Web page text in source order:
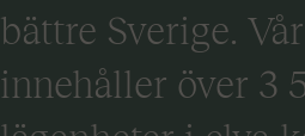
bättre Sverige.
innehåller över 3